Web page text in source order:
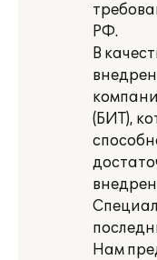
РФ.
В
(БИТ),
Нам